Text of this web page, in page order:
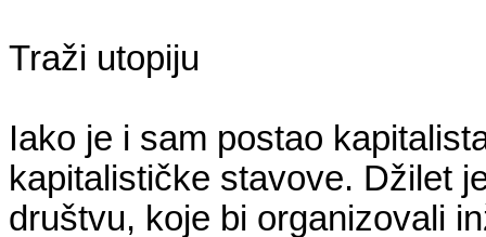
Traži utopiju
Iako je i sam postao
kapitalističke stavove. Džilet
društvu, koje bi organizovali